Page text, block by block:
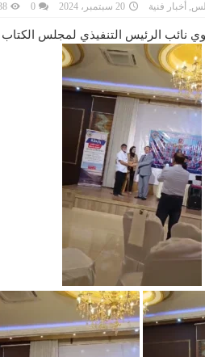
, أخبار فنية 20 سبتمبر، 2024 0
938
نائب الرئيس التنفيذي لمجلس الكتاب